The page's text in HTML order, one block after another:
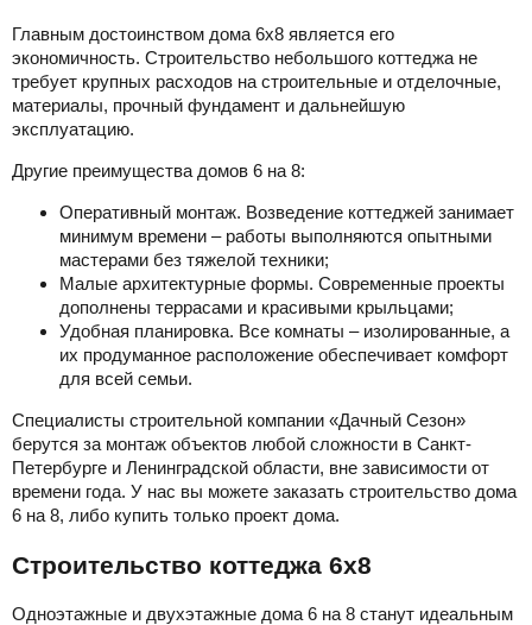
Главным достоинством дома 6х8 является его
экономичность. Строительство небольшого коттеджа не
требует крупных расходов на строительные и отделочные,
материалы, прочный фундамент и дальнейшую
эксплуатацию.
Другие преимущества домов 6 на 8:
Оперативный монтаж. Возведение коттеджей занимает
минимум времени – работы выполняются опытными
мастерами без тяжелой техники;
Малые архитектурные формы. Современные проекты
дополнены террасами и красивыми крыльцами;
Удобная планировка. Все комнаты – изолированные, а
их продуманное расположение обеспечивает комфорт
для всей семьи.
Специалисты строительной компании «Дачный Сезон»
берутся за монтаж объектов любой сложности в Санкт-
Петербурге и Ленинградской области, вне зависимости от
времени года. У нас вы можете заказать строительство дома
6 на 8, либо купить только проект дома.
Строительство коттеджа 6х8
Одноэтажные и двухэтажные дома 6 на 8 станут идеальным